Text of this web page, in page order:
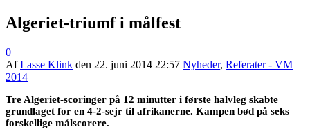
Algeriet-triumf i målfest
0
AfLasse Klink den 22. juni 2014 22:57 Nyheder, Referater - VM
2014
Tre Algeriet-scoringer på 12 minutter i første halvleg skabte
grundlaget for en 4-2-sejr til afrikanerne. Kampen bød på seks
forskellige målscorere.